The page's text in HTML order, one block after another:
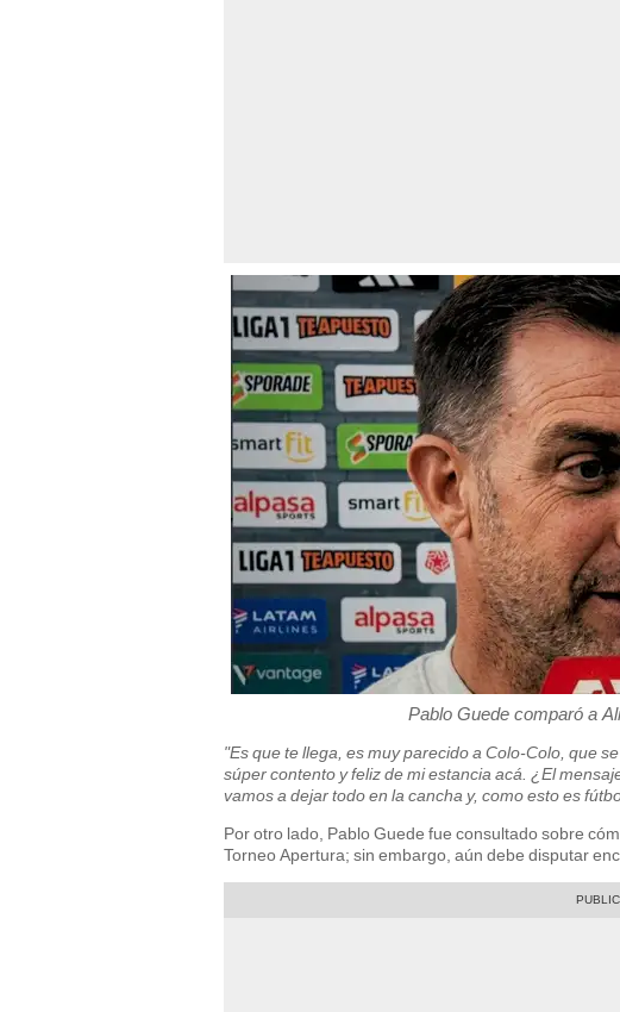
Pablo Guede comparó a
"Es que te llega, es muy parecido a Colo-Colo, que
súper contento y feliz de mi estancia acá. ¿El
vamos a dejar todo en la cancha y, como esto es
Por otro lado, Pablo Guede fue consultado sobre
Torneo Apertura; sin embargo, aún debe disputar